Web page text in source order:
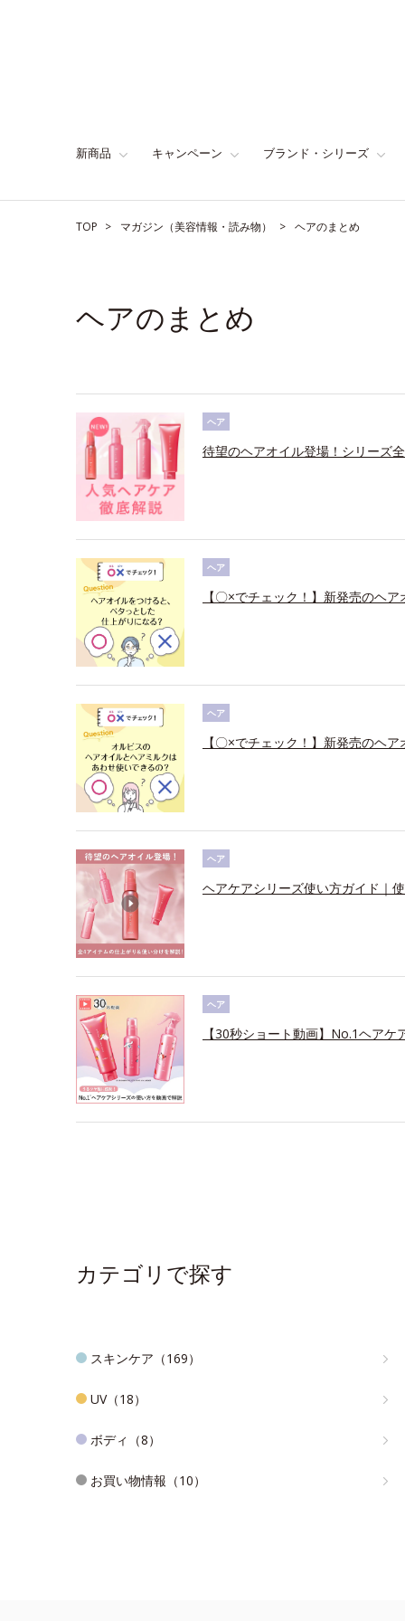
新商品 キャンペーン ブランド・シリーズ
TOP マガジン（美容情報・読み物） ヘアのまとめ
ヘアのまとめ
ヘア
待望のヘアオイル登場！シリーズ
ヘア
【〇×でチェック！】新発売のヘ
ヘア
【〇×でチェック！】新発売のヘ
ヘア
ヘアケアシリーズ使い方ガイド｜
ヘア
【30秒ショート動画】No.1ヘア
カテゴリで探す
スキンケア（169）
UV（18）
ボディ（8）
お買い物情報（10）